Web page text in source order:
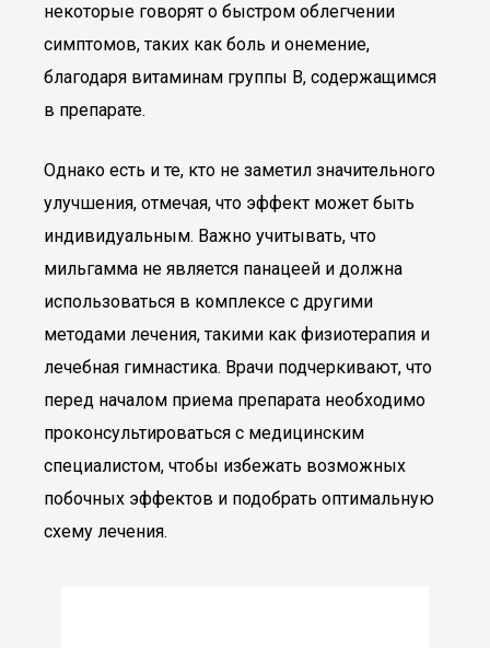
некоторые говорят о быстром облегчении
симптомов, таких как боль и онемение,
благодаря витаминам группы B, содержащимся
в препарате.
Однако есть и те, кто не заметил значительного
улучшения, отмечая, что эффект может быть
индивидуальным. Важно учитывать, что
мильгамма не является панацеей и должна
использоваться в комплексе с другими
методами лечения, такими как физиотерапия и
лечебная гимнастика. Врачи подчеркивают, что
перед началом приема препарата необходимо
проконсультироваться с медицинским
специалистом, чтобы избежать возможных
побочных эффектов и подобрать оптимальную
схему лечения.